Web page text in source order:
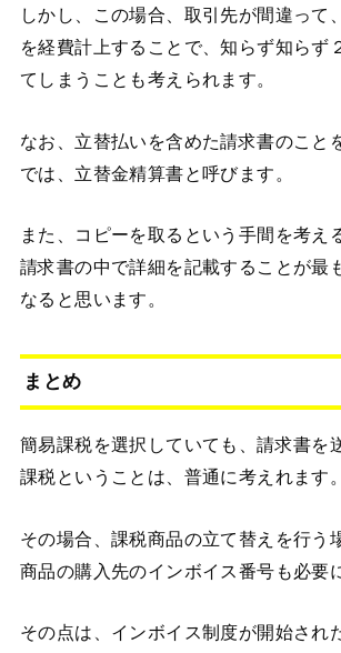
しかし、この場合、取引先が間違って
を経費計上することで、知らず知らず
てしまうことも考えられます。
なお、立替払いを含めた請求書のこと
では、立替金精算書と呼びます。
また、コピーを取るという手間を考え
請求書の中で詳細を記載することが最
なると思います。
まとめ
簡易課税を選択していても、請求書を
課税ということは、普通に考えれます。
その場合、課税商品の立て替えを行う
商品の購入先のインボイス番号も必要
その点は、インボイス制度が開始され